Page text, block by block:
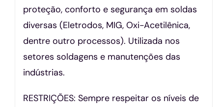
proteção, conforto e segurança em soldas
diversas (Eletrodos, MIG, Oxi-Acetilênica,
dentre outro processos). Utilizada nos
setores soldagens e manutenções das
indústrias.
RESTRIÇÕES: Sempre respeitar os níveis de